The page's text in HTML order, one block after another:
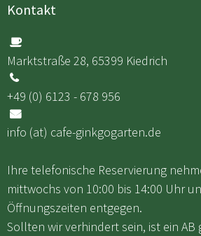
Kontakt

Marktstraße 28, 65399 Kiedrich

+49 (0) 6123 - 678 956

info (at) cafe-ginkgogarten.de
Ihre telefonische Reservierung
mittwochs von 10:00 bis 14:00 Uhr
Öffnungszeiten entgegen.
Sollten wir verhindert sein, ist ein